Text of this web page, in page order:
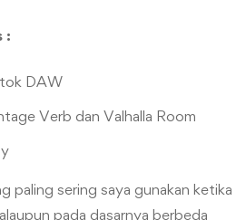
:
DAW
Verb dan Valhalla Room
paling sering saya gunakan ketika
pada dasarnya berbeda